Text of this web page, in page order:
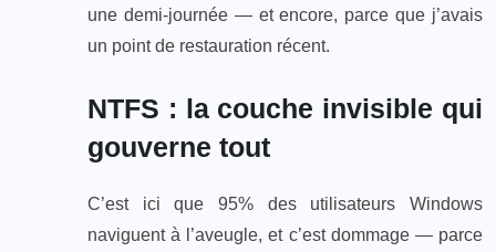
une demi-journée — et encore, parce que j’avais
un point de restauration récent.
NTFS : la couche invisible qui
gouverne tout
C’est ici que 95% des utilisateurs Windows
naviguent à l’aveugle, et c’est dommage — parce